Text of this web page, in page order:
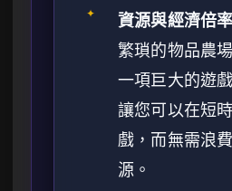
✦ 資源與經濟倍
繁瑣的物品農
一項巨大的遊
讓您可以在短
戲，而無需浪
源。